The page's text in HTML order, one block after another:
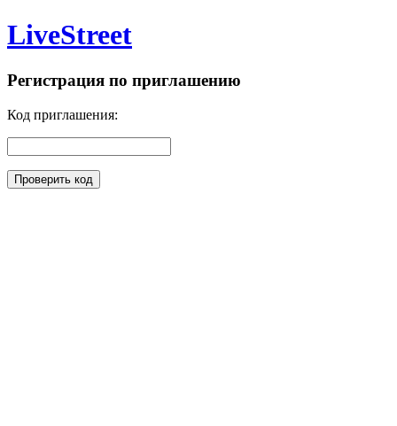
LiveStreet
Регистрация по приглашению
Код приглашения: